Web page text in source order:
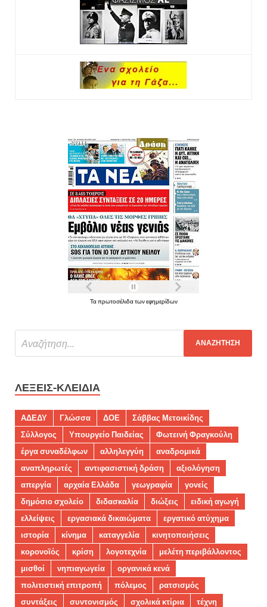
Τα πρωτοσέλιδα των εφημερίδων
ΛΈΞΕΙΣ-ΚΛΕΙΔΙΆ
ΑΔΕΔΥ Γλώσσα ΔΟΕ
Σάββας Μετοικίδης
Σύλλογος
Υπουργείο Παιδείας
Φωτεινή Φραγκούλη
έργα συναδέλφων
αλληλεγγύη
αναδρομικά
αναπληρωτές
αντιφασιστική δράση
αξιολόγηση
απεργία
αρχαία Ελλάδα γεωγραφία
γονείς
δημόσιο σχολείο
διδασκαλία διώξεις
ειδική αγωγή
ελλείψεις
εργασιακά δικαιώματα
εργατικό ατύχημα
ιστορία
κίνημα καταγγελία
κινητοποιήσεις
κορονοϊός
κρίση λογοτεχνία
μελέτη περιβάλλοντος
μισθοί
νηπιαγωγεία
οργανικά κενά
πολιτιστική επιτροπή
πόλεμος
ρατσισμός
συντάξεις
συντονισμός σχολικά κτίρια
τέχνη